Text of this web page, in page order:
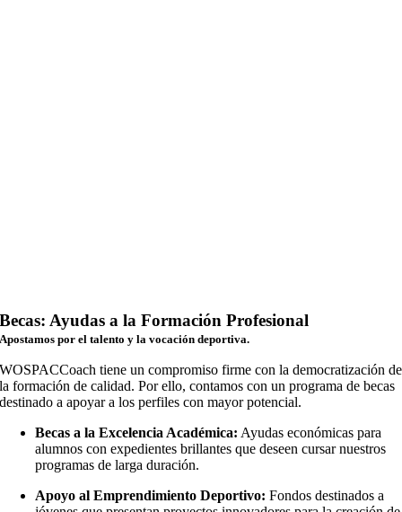
Becas: Ayudas a la Formación Profesional
Apostamos por el talento y la vocación deportiva.
WOSPACCoach tiene un compromiso firme con la democratización de
la formación de calidad. Por ello, contamos con un programa de becas
destinado a apoyar a los perfiles con mayor potencial.
Becas a la Excelencia Académica: Ayudas económicas para
alumnos con expedientes brillantes que deseen cursar nuestros
programas de larga duración.
Apoyo al Emprendimiento Deportivo: Fondos destinados a